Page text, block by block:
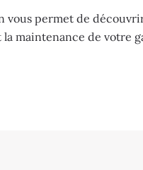
vous permet de
maintenance de votre